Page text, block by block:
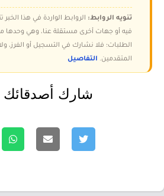
تنويه الروابط: الروابط الواردة في هذا
فيه أو جهات أخرى مستقلة عنا، وهي وحدها
الطلبات؛ فلا نشارك في التسجيل أو الفرز،
المتقدمين. التفاصيل
شارك أصدقائك